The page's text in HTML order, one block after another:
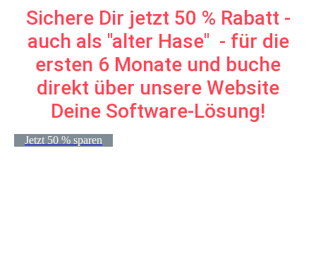
Sichere Dir jetzt 50 % Rabatt -
auch als "alter Hase" - für die
ersten 6 Monate und buche
direkt über unsere Website
Deine Software-Lösung!
Jetzt 50 % sparen